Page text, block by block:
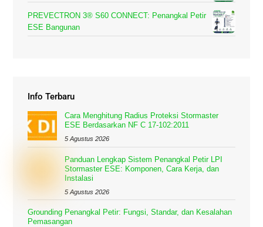
PREVECTRON 3® S60 CONNECT: Penangkal Petir
ESE Bangunan
Info Terbaru
Cara Menghitung Radius Proteksi Stormaster
ESE Berdasarkan NF C 17-102:2011
5 Agustus 2026
Panduan Lengkap Sistem Penangkal Petir LPI
Stormaster ESE: Komponen, Cara Kerja, dan
Instalasi
5 Agustus 2026
Grounding Penangkal Petir: Fungsi, Standar, dan Kesalahan
Pemasangan